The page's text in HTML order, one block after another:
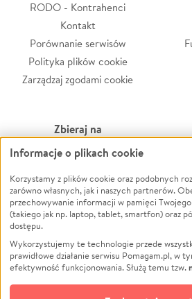
RODO - Kontrahenci
Kontakt
Porównanie serwisów
Polityka plików cookie
Zarządzaj zgodami cookie
Zbieraj na
Leczenie
Zwierzęta
Pożar
Ukraina
Pomoc Finansowa
Projekty
Pogrzeb
Informacje o plikach cookie
Korzystamy z plików cookie oraz podobnych
zarówno własnych, jak i naszych partnerów.
przechowywanie informacji w pamięci
(takiego jak np. laptop, tablet, smartfon) oraz
dostępu.
Wykorzystujemy te technologie przede
prawidłowe działanie serwisu Pomagam.pl, w
efektywność funkcjonowania. Służą temu tzw.